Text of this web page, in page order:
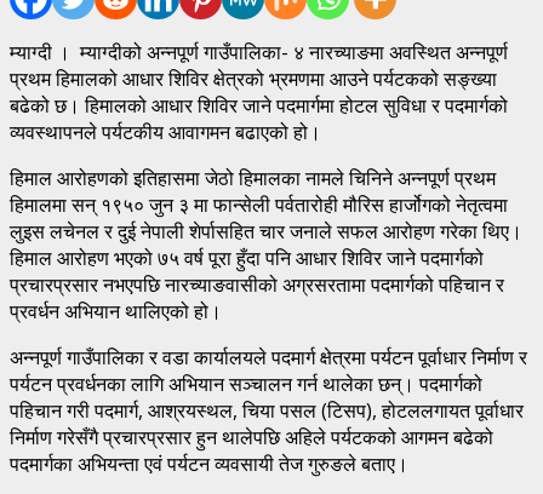
म्याग्दी । म्याग्दीको अन्नपूर्ण गाउँपालिका- ४ नारच्याङमा अवस्थित अन्नपूर्ण
प्रथम हिमालको आधार शिविर क्षेत्रको भ्रमणमा आउने पर्यटकको सङ्ख्या
बढेको छ। हिमालको आधार शिविर जाने पदमार्गमा होटल सुविधा र पदमार्गको
व्यवस्थापनले पर्यटकीय आवागमन बढाएको हो।
हिमाल आरोहणको इतिहासमा जेठो हिमालका नामले चिनिने अन्नपूर्ण प्रथम
हिमालमा सन् १९५० जुन ३ मा फान्सेली पर्वतारोही मौरिस हार्जोगको नेतृत्वमा
लुइस लचेनल र दुई नेपाली शेर्पासहित चार जनाले सफल आरोहण गरेका थिए।
हिमाल आरोहण भएको ७५ वर्ष पूरा हुँदा पनि आधार शिविर जाने पदमार्गको
प्रचारप्रसार नभएपछि नारच्याङवासीको अग्रसरतामा पदमार्गको पहिचान र
प्रवर्धन अभियान थालिएको हो।
अन्नपूर्ण गाउँपालिका र वडा कार्यालयले पदमार्ग क्षेत्रमा पर्यटन पूर्वाधार निर्माण र
पर्यटन प्रवर्धनका लागि अभियान सञ्चालन गर्न थालेका छन्। पदमार्गको
पहिचान गरी पदमार्ग, आश्रयस्थल, चिया पसल (टिसप), होटललगायत पूर्वाधार
निर्माण गरेसँगै प्रचारप्रसार हुन थालेपछि अहिले पर्यटकको आगमन बढेको
पदमार्गका अभियन्ता एवं पर्यटन व्यवसायी तेज गुरुङले बताए।